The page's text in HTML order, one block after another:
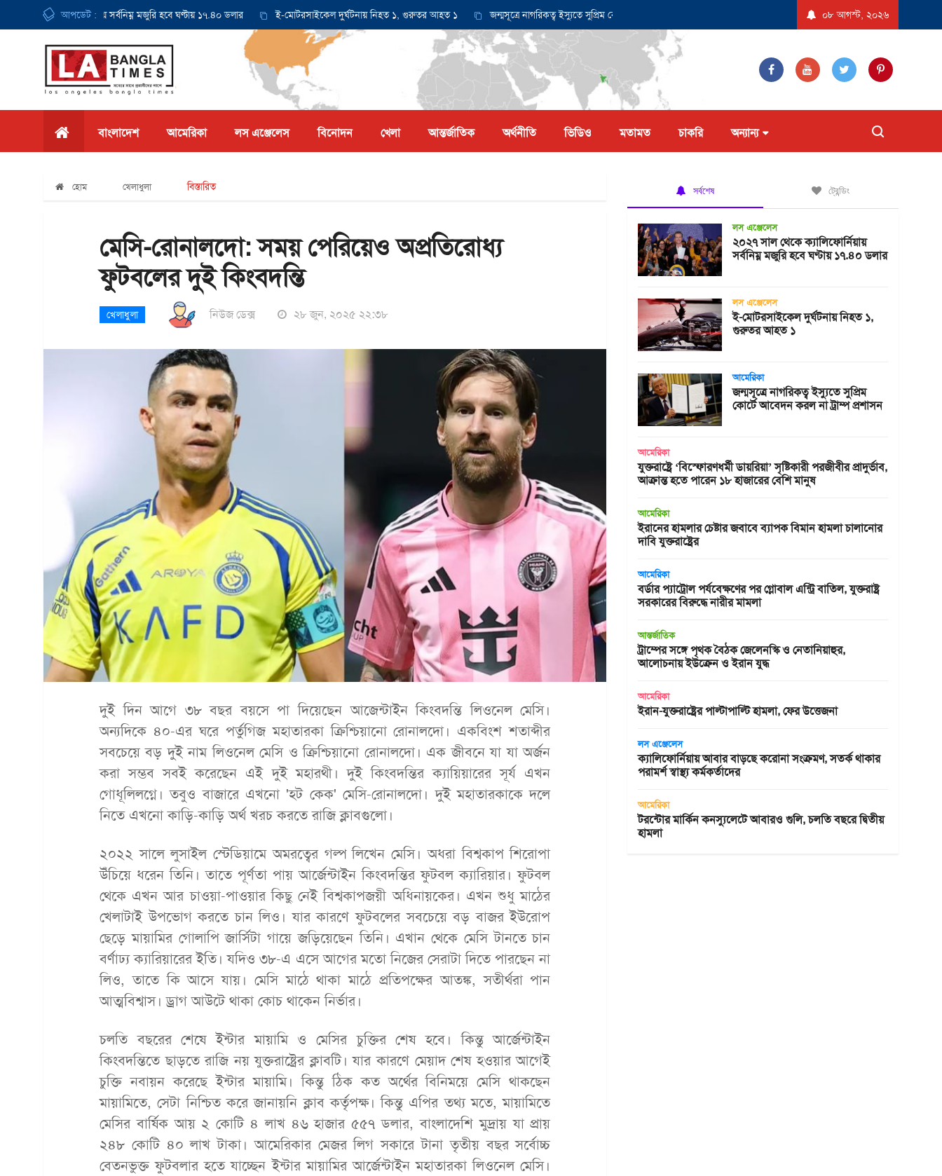
আপডেট :
ক্যালিফোর্নিয়ায় সর্বনিম্ন মজুরি হবে ঘণ্টায় ১৭.৪০ ডলার ই-মোটরসাইকেল দুর্ঘটনায় নিহত ১, গুরুতর আহত ১ জন্মসূত্রে নাগরিকত্ব ইস্যুতে সুপ্রিম কোর্টে আবেদন করল না ট্রাম্প প্রশাসন যুক্তরাষ্ট্রে ‘বিস্ফোরণধর্মী ডায়রিয়া’ সৃষ্টিকারী
০৮ আগস্ট, ২০২৬
বাংলাদেশ আমেরিকা লস এঞ্জেলেস বিনোদন খেলা আন্তর্জাতিক অর্থনীতি ভিডিও মতামত চাকরি অন্যান্য
হোম খেলাধুলা বিস্তারিত
মেসি-রোনালদো: সময় পেরিয়েও অপ্রতিরোধ্য
ফুটবলের দুই কিংবদন্তি
খেলাধুলা নিউজ ডেক্স ২৮ জুন, ২০২৫ ২২:৩৮
দুই দিন আগে ৩৮ বছর বয়সে পা দিয়েছেন আজেন্টাইন কিংবদন্তি লিওনেল মেসি।
অন্যদিকে ৪০-এর ঘরে পর্তুগিজ মহাতারকা ক্রিশ্চিয়ানো রোনালদো। একবিংশ শতাব্দীর
সবচেয়ে বড় দুই নাম লিওনেল মেসি ও ক্রিশ্চিয়ানো রোনালদো। এক জীবনে যা যা অর্জন
করা সম্ভব সবই করেছেন এই দুই মহারথী। দুই কিংবদন্তির ক্যায়িয়ারের সূর্য এখন
গোধূলিলগ্নে। তবুও বাজারে এখনো 'হট কেক' মেসি-রোনালদো। দুই মহাতারকাকে দলে
নিতে এখনো কাড়ি-কাড়ি অর্থ খরচ করতে রাজি ক্লাবগুলো।
২০২২ সালে লুসাইল স্টেডিয়ামে অমরত্বের গল্প লিখেন মেসি। অধরা বিশ্বকাপ শিরোপা
উঁচিয়ে ধরেন তিনি। তাতে পূর্ণতা পায় আর্জেন্টাইন কিংবদন্তির ফুটবল ক্যারিয়ার। ফুটবল
থেকে এখন আর চাওয়া-পাওয়ার কিছু নেই বিশ্বকাপজয়ী অধিনায়কের। এখন শুধু মাঠের
খেলাটাই উপভোগ করতে চান লিও। যার কারণে ফুটবলের সবচেয়ে বড় বাজর ইউরোপ
ছেড়ে মায়ামির গোলাপি জার্সিটা গায়ে জড়িয়েছেন তিনি। এখান থেকে মেসি টানতে চান
বর্ণাঢ্য ক্যারিয়ারের ইতি। যদিও ৩৮-এ এসে আগের মতো নিজের সেরাটা দিতে পারছেন না
লিও, তাতে কি আসে যায়। মেসি মাঠে থাকা মাঠে প্রতিপক্ষের আতঙ্ক, সতীর্থরা পান
আত্মবিশ্বাস। ড্রাগ আউটে থাকা কোচ থাকেন নির্ভার।
চলতি বছরের শেষে ইন্টার মায়ামি ও মেসির চুক্তির শেষ হবে। কিন্তু আর্জেন্টাইন
কিংবদন্তিতে ছাড়তে রাজি নয় যুক্তরাষ্ট্রের ক্লাবটি। যার কারণে মেয়াদ শেষ হওয়ার আগেই
চুক্তি নবায়ন করেছে ইন্টার মায়ামি। কিন্তু ঠিক কত অর্থের বিনিময়ে মেসি থাকছেন
মায়ামিতে, সেটা নিশ্চিত করে জানায়নি ক্লাব কর্তৃপক্ষ। কিন্তু এপির তথ্য মতে, মায়ামিতে
মেসির বার্ষিক আয় ২ কোটি ৪ লাখ ৪৬ হাজার ৫৫৭ ডলার, বাংলাদেশি মুদ্রায় যা প্রায়
২৪৮ কোটি ৪০ লাখ টাকা। আমেরিকার মেজর লিগ সকারে টানা তৃতীয় বছর সর্বোচ্চ
বেতনভুক্ত ফুটবলার হতে যাচ্ছেন ইন্টার মায়ামির আর্জেন্টাইন মহাতারকা লিওনেল মেসি।
সর্বশেষ ট্রেন্ডিং
লস এঞ্জেলেস
২০২৭ সাল থেকে ক্যালিফোর্নিয়ায়
সর্বনিম্ন মজুরি হবে ঘণ্টায় ১৭.৪০ ডলার
লস এঞ্জেলেস
ই-মোটরসাইকেল দুর্ঘটনায় নিহত ১,
গুরুতর আহত ১
আমেরিকা
জন্মসূত্রে নাগরিকত্ব ইস্যুতে সুপ্রিম
কোর্টে আবেদন করল না ট্রাম্প প্রশাসন
আমেরিকা
যুক্তরাষ্ট্রে ‘বিস্ফোরণধর্মী ডায়রিয়া’ সৃষ্টিকারী পরজীবীর প্রাদুর্ভাব,
আক্রান্ত হতে পারেন ১৮ হাজারের বেশি মানুষ
আমেরিকা
ইরানের হামলার চেষ্টার জবাবে ব্যাপক বিমান হামলা চালানোর
দাবি যুক্তরাষ্ট্রের
আমেরিকা
বর্ডার প্যাট্রোল পর্যবেক্ষণের পর গ্লোবাল এন্ট্রি বাতিল, যুক্তরাষ্ট্র
সরকারের বিরুদ্ধে নারীর মামলা
আন্তর্জাতিক
ট্রাম্পের সঙ্গে পৃথক বৈঠক জেলেনস্কি ও নেতানিয়াহুর,
আলোচনায় ইউক্রেন ও ইরান যুদ্ধ
আমেরিকা
ইরান-যুক্তরাষ্ট্রের পাল্টাপাল্টি হামলা, ফের উত্তেজনা
লস এঞ্জেলেস
ক্যালিফোর্নিয়ায় আবার বাড়ছে করোনা সংক্রমণ, সতর্ক থাকার
পরামর্শ স্বাস্থ্য কর্মকর্তাদের
আমেরিকা
টরন্টোর মার্কিন কনস্যুলেটে আবারও গুলি, চলতি বছরে দ্বিতীয়
হামলা